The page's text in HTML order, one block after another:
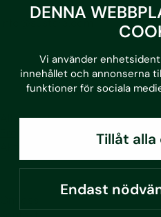
DENNA
Vi använder
innehållet och annonserna
funktioner för sociala
Tillåt
Endast
LinkedInFacebook
Instagram
Youtube
Alla tjänster